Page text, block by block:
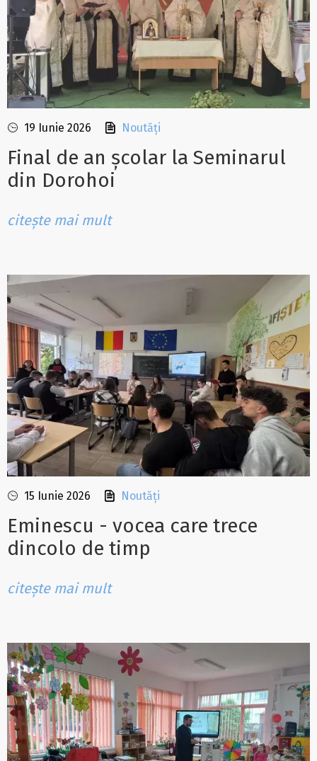
19 Iunie 2026 Noutăți
Final de an școlar la Seminarul
din Dorohoi
citește mai mult
15 Iunie 2026 Noutăți
Eminescu - vocea care trece
dincolo de timp
citește mai mult